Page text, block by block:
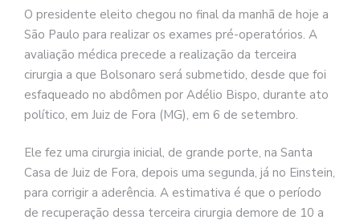
O presidente eleito chegou no final da manhã de hoje a
São Paulo para realizar os exames pré-operatórios. A
avaliação médica precede a realização da terceira
cirurgia a que Bolsonaro será submetido, desde que foi
esfaqueado no abdômen por Adélio Bispo, durante ato
político, em Juiz de Fora (MG), em 6 de setembro.
Ele fez uma cirurgia inicial, de grande porte, na Santa
Casa de Juiz de Fora, depois uma segunda, já no Einstein,
para corrigir a aderência. A estimativa é que o período
de recuperação dessa terceira cirurgia demore de 10 a